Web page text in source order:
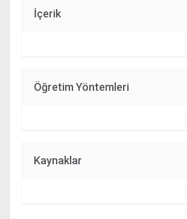
İçerik
Öğretim Yöntemleri
Kaynaklar